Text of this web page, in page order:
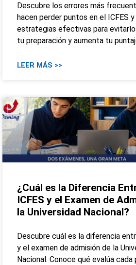
Descubre los errores más
hacen perder puntos en el ICFES
estrategias efectivas para
tu preparación y aumenta tu
LEER MÁS >>
¿Cuál es la Diferencia
ICFES y el Examen de
la Universidad Nacional?
Descubre cuál es la diferencia
y el examen de admisión de la
Nacional. Conoce qué evalúa cada